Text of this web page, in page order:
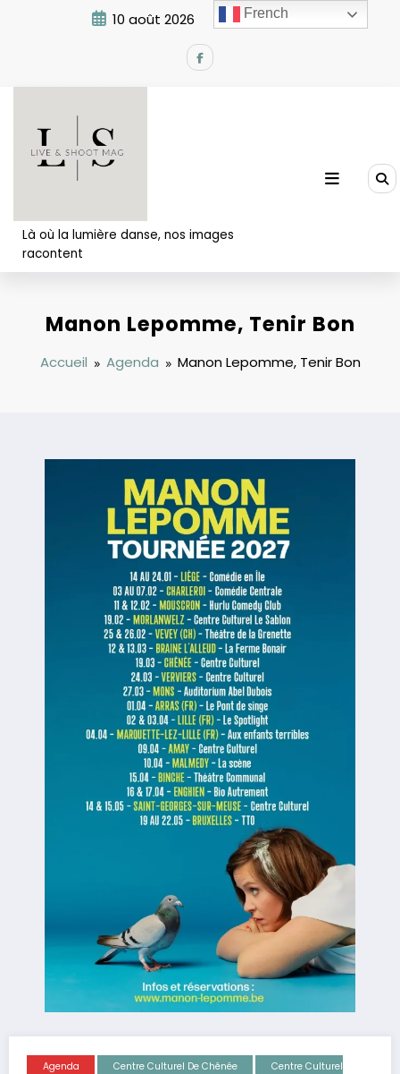
10 août 2026 11:22:06 AM
Là où la lumière danse, nos images
racontent
Manon Lepomme, Tenir Bon
Accueil Agenda Manon Lepomme, Tenir Bon
Agenda Centre Culturel De Chênée
Centre Culturel
French